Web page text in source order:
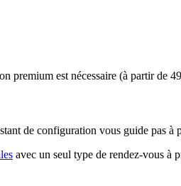
premium est nécessaire (à partir de
de configuration vous guide pas à
avec un seul type de rendez-vous à